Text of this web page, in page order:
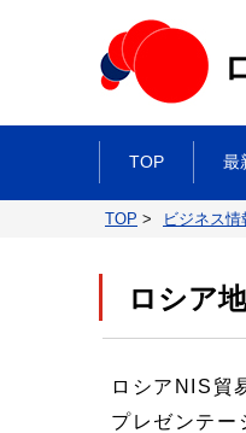
TOP 最
TOP > ビジネス
ロシア
ロシアNIS貿
プレゼンテー